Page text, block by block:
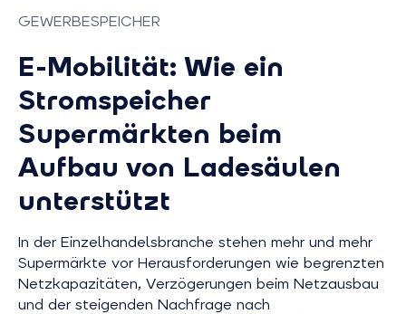
GEWERBESPEICHER
E-Mobilität: Wie ein
Stromspeicher
Supermärkten beim
Aufbau von Ladesäulen
unterstützt
In der Einzelhandelsbranche stehen mehr und mehr
Supermärkte vor Herausforderungen wie begrenzten
Netzkapazitäten, Verzögerungen beim Netzausbau
und der steigenden Nachfrage nach